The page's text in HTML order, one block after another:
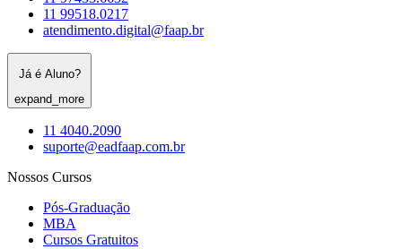
11 99518.0217
atendimento.digital@faap.br
Já é Aluno?
expand_more
11 4040.2090
suporte@eadfaap.com.br
Nossos Cursos
Pós-Graduação
MBA
Cursos Gratuitos